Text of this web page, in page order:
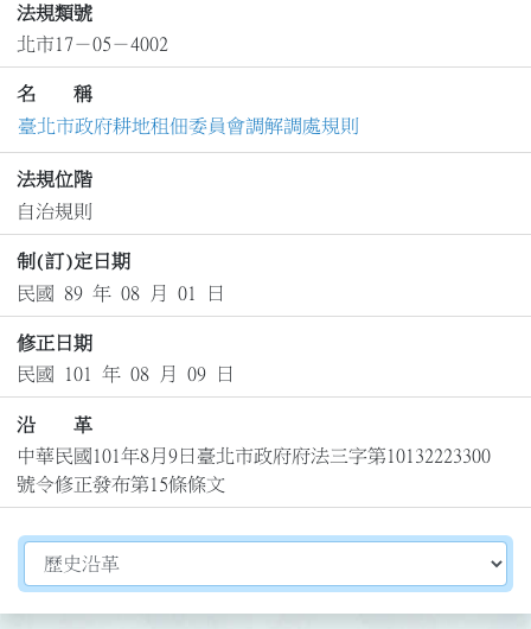
法規類號
北市17－05－4002
名 稱
臺北市政府耕地租佃委員會調解調處規則
法規位階
自治規則
制(訂)定日期
民國 89 年 08 月 01 日
修正日期
民國 101 年 08 月 09 日
沿 革
中華民國101年8月9日臺北市政府府法三字第10132223300
號令修正發布第15條條文
切換選擇法規資訊內容